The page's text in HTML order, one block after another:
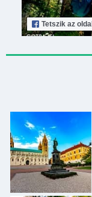
Tetszik az oldal